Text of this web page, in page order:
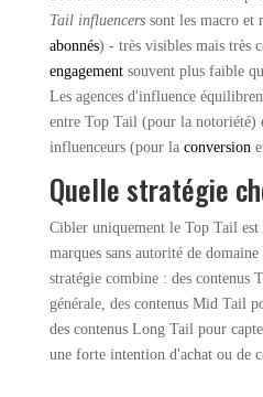
Tail influencerssont les macro et
abonnés) - très visibles mais très
engagementsouvent plus faible
Les agences d'influence
entre Top Tail (pour la
influenceurs (pour la conversion
Quelle stratégie
Cibler uniquement le Top Tail
marques sans autorité de
stratégie combine : des contenus
générale, des contenus Mid Tail
des contenus Long Tail pour
une forte intention d'achat ou de